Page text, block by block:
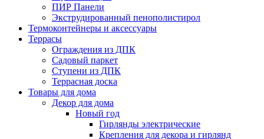
ПИР Панели
Экструдированный пенополистирол
Термоконтейнеры и аксессуары
Террасы
Ограждения из ДПК
Садовый паркет
Ступени из ДПК
Террасная доска
Товары для дома
Декор для дома
Новый год
Гирлянды электрические
Крепления для декора и гирлянд